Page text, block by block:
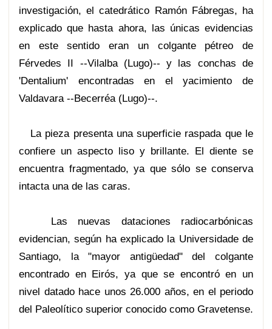
investigación, el catedrático Ramón Fábregas, ha
explicado que hasta ahora, las únicas evidencias
en este sentido eran un colgante pétreo de
Férvedes II --Vilalba (Lugo)-- y las conchas de
'Dentalium' encontradas en el yacimiento de
Valdavara --Becerréa (Lugo)--.
La pieza presenta una superficie raspada que le
confiere un aspecto liso y brillante. El diente se
encuentra fragmentado, ya que sólo se conserva
intacta una de las caras.
Las nuevas dataciones radiocarbónicas
evidencian, según ha explicado la Universidade de
Santiago, la "mayor antigüedad" del colgante
encontrado en Eirós, ya que se encontró en un
nivel datado hace unos 26.000 años, en el periodo
del Paleolítico superior conocido como Gravetense.